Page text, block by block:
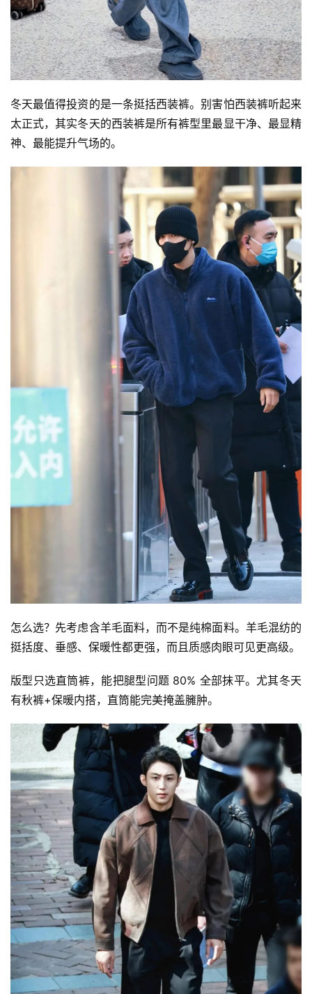
冬天最值得投资的是一条挺括西装裤。别害怕西装裤听起来
太正式，其实冬天的西装裤是所有裤型里最显干净、最显精
神、最能提升气场的。
怎么选？先考虑含羊毛面料，而不是纯棉面料。羊毛混纺的
挺括度、垂感、保暖性都更强，而且质感肉眼可见更高级。
版型只选直筒裤，能把腿型问题 80% 全部抹平。尤其冬天
有秋裤+保暖内搭，直筒能完美掩盖臃肿。